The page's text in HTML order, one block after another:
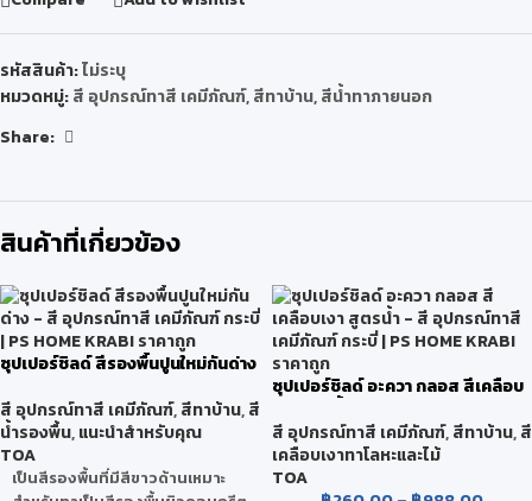
รหัสสินค้า:ไม่ระบุ
หมวดหมู่:สี อุปกรณ์ทาสี เคมีภัณฑ์,สีทาบ้าน,สีน้ำทาภายนอก
Share:
สินค้าที่เกี่ยวข้อง
ซุปเปอร์ชิลด์ สีรองพื้นปูนใหม่กันด่าง
สี อุปกรณ์ทาสี เคมีภัณฑ์,สีทาบ้าน,สี
น้ำรองพื้น,แนะนำสำหรับคุณ
TOA
เป็นสีรองพื้นที่มีสีขาวด้านเหมาะ
ซุปเปอร์ชิลด์ อะควา กลอส สีเคลือบ
สี อุปกรณ์ทาสี เคมีภัณฑ์,สีทาบ้าน,สี
เคลือบเงาทาโลหะและไม้
TOA